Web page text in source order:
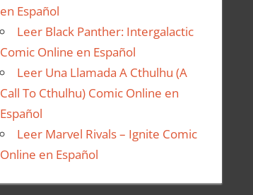
en Español
Leer Black Panther: Intergalactic
Comic Online en Español
Leer Una Llamada A Cthulhu (A
Call To Cthulhu) Comic Online en
Español
Leer Marvel Rivals – Ignite Comic
Online en Español